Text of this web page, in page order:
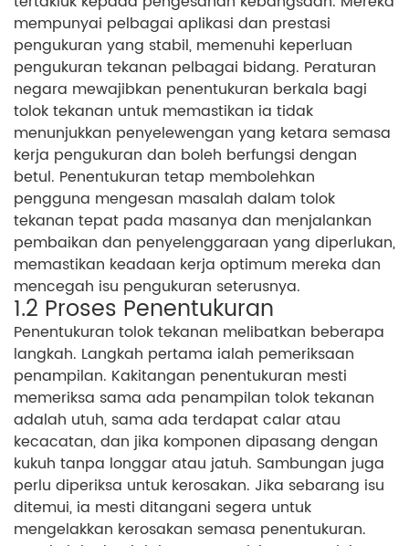
mempunyai pelbagai aplikasi dan prestasi
pengukuran yang stabil, memenuhi keperluan
pengukuran tekanan pelbagai bidang. Peraturan
negara mewajibkan penentukuran berkala bagi
tolok tekanan untuk memastikan ia tidak
menunjukkan penyelewengan yang ketara semasa
kerja pengukuran dan boleh berfungsi dengan
betul. Penentukuran tetap membolehkan
pengguna mengesan masalah dalam tolok
tekanan tepat pada masanya dan menjalankan
pembaikan dan penyelenggaraan yang diperlukan,
memastikan keadaan kerja optimum mereka dan
mencegah isu pengukuran seterusnya.
1.2 Proses Penentukuran
Penentukuran tolok tekanan melibatkan beberapa
langkah. Langkah pertama ialah pemeriksaan
penampilan. Kakitangan penentukuran mesti
memeriksa sama ada penampilan tolok tekanan
adalah utuh, sama ada terdapat calar atau
kecacatan, dan jika komponen dipasang dengan
kukuh tanpa longgar atau jatuh. Sambungan juga
perlu diperiksa untuk kerosakan. Jika sebarang isu
ditemui, ia mesti ditangani segera untuk
mengelakkan kerosakan semasa penentukuran.